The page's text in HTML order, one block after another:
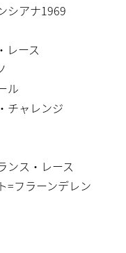
シアナ1969
レース
ル
チャレンジ
ンス・レース
=フラーンデレン